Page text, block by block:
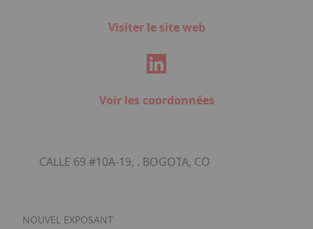
Visiter le site web
Voir les coordonnées
CALLE 69 #10A-19, . BOGOTA, CO
NOUVEL EXPOSANT